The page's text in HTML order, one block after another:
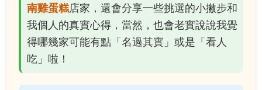
南雞蛋糕店家，還會分享一些挑選的小撇步和
我個人的真實心得，當然，也會老實說說我覺
得哪幾家可能有點「名過其實」或是「看人
吃」啦！